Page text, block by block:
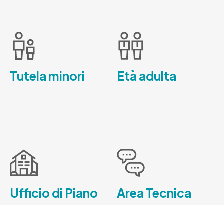
Tutela minori Età adulta
Ufficio di Piano Area Tecnica